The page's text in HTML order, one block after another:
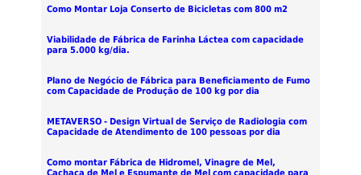
Como Montar Loja Conserto de Bicicletas com 800 m2
Viabilidade de Fábrica de Farinha Láctea com capacidade
para 5.000 kg/dia.
Plano de Negócio de Fábrica para Beneficiamento de Fumo
com Capacidade de Produção de 100 kg por dia
METAVERSO - Design Virtual de Serviço de Radiologia com
Capacidade de Atendimento de 100 pessoas por dia
Como montar Fábrica de Hidromel, Vinagre de Mel,
Cachaça de Mel e Espumante de Mel com capacidade para